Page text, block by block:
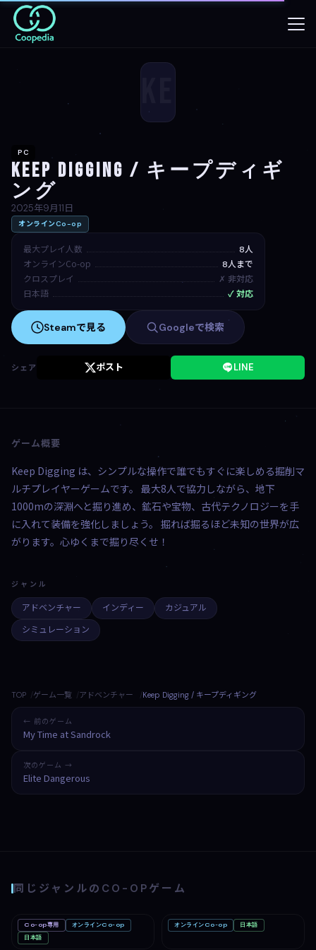
PC
Keep Digging / キープディギ
ング
2025年9月11日
オンラインCo-op
最大プレイ人数 8人
オンラインCo-op 8人まで
クロスプレイ ✗ 非対応
日本語 ✓ 対応
Steamで見る Googleで検索
シェア ポスト LINE
ゲーム概要
Keep Digging は、シンプルな操作で誰でもすぐに楽しめる掘削マ
ルチプレイヤーゲームです。 最大8人で協力しながら、地下
1000mの深淵へと掘り進め、鉱石や宝物、古代テクノロジーを手
に入れて装備を強化しましょう。 掘れば掘るほど未知の世界が広
がります。心ゆくまで掘り尽くせ！
ジャンル
アドベンチャー インディー
カジュアル
シミュレーション
TOP ゲーム一覧 アドベンチャー Keep Digging / キープディギング
← 前のゲーム
My Time at Sandrock
次のゲーム →
Elite Dangerous
同じジャンルのCO-OPゲーム
Big Walk
Co-op専用
オンラインCo-op
日本語
Romestead
オンラインCo-op 日本語